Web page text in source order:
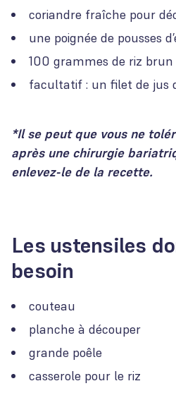
coriandre fraîche pour
une poignée de pousses
100 grammes de riz
facultatif : un filet de jus
*Il se peut que vous ne
après une chirurgie
enlevez-le de la recette.
Les ustensiles
besoin
couteau
planche à découper
grande poêle
casserole pour le riz